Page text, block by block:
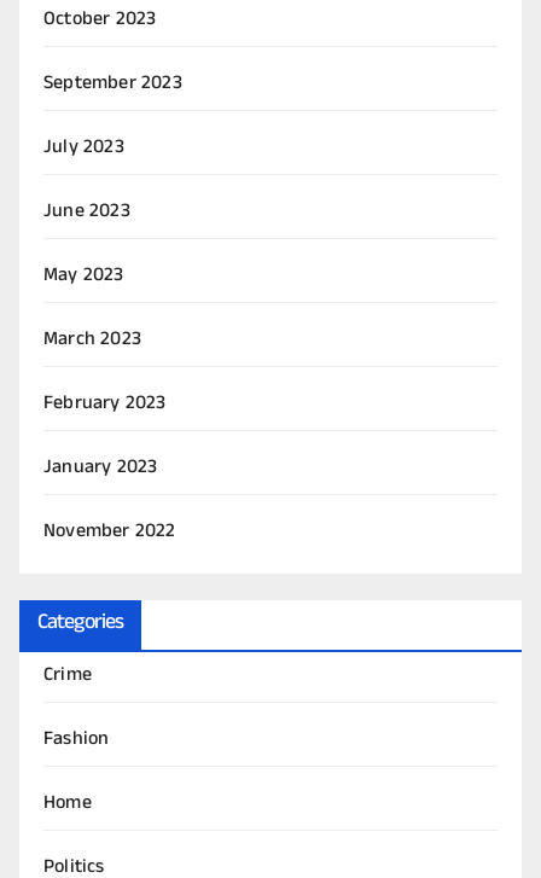
October 2023
September 2023
July 2023
June 2023
May 2023
March 2023
February 2023
January 2023
November 2022
Categories
Crime
Fashion
Home
Politics